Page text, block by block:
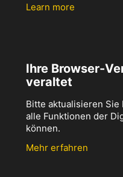
Learn more
Ihre Browser-
veraltet
Bitte aktualisieren Sie
alle Funktionen der
können.
Mehr erfahren